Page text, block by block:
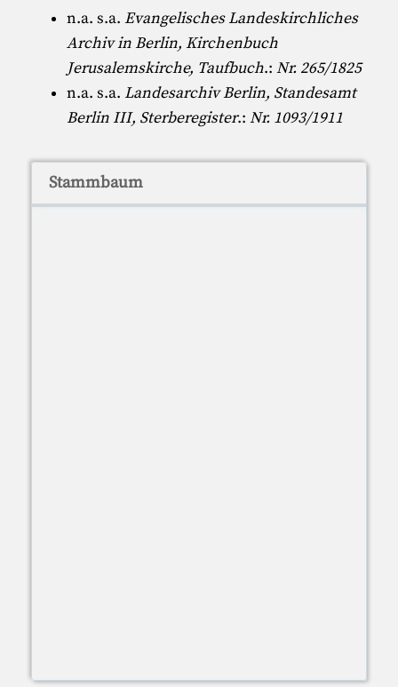
n.a. s.a. Evangelisches Landeskirchliches
Archiv in Berlin, Kirchenbuch
Jerusalemskirche, Taufbuch.:Nr. 265/1825
n.a. s.a. Landesarchiv Berlin, Standesamt
Berlin III, Sterberegister.:Nr. 1093/1911
Stammbaum